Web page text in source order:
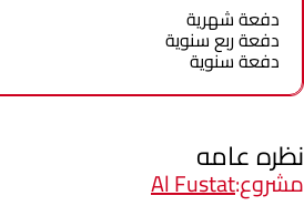
دفعة شهرية
دفعة ربع سنوية
دفعة سنوية
نظره عامه
مشروع:Al Fustat